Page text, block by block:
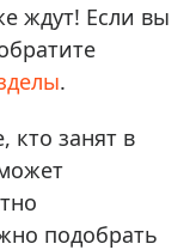
ждут! Если вы
.
кто занят в
подобрать